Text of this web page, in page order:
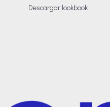
Descargar lookbook